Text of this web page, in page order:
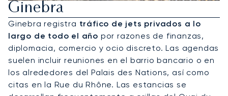
Ginebra
Ginebra registra tráfico de jets privados a lo
largo de todo el año por razones de finanzas,
diplomacia, comercio y ocio discreto. Las agendas
suelen incluir reuniones en el barrio bancario o en
los alrededores del Palais des Nations, así como
citas en la Rue du Rhône. Las estancias se